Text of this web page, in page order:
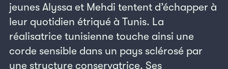
jeunes Alyssa et Mehdi tentent d’échapper à
leur quotidien étriqué à Tunis. La
réalisatrice tunisienne touche ainsi une
corde sensible dans un pays sclérosé par
une structure conservatrice. Ses